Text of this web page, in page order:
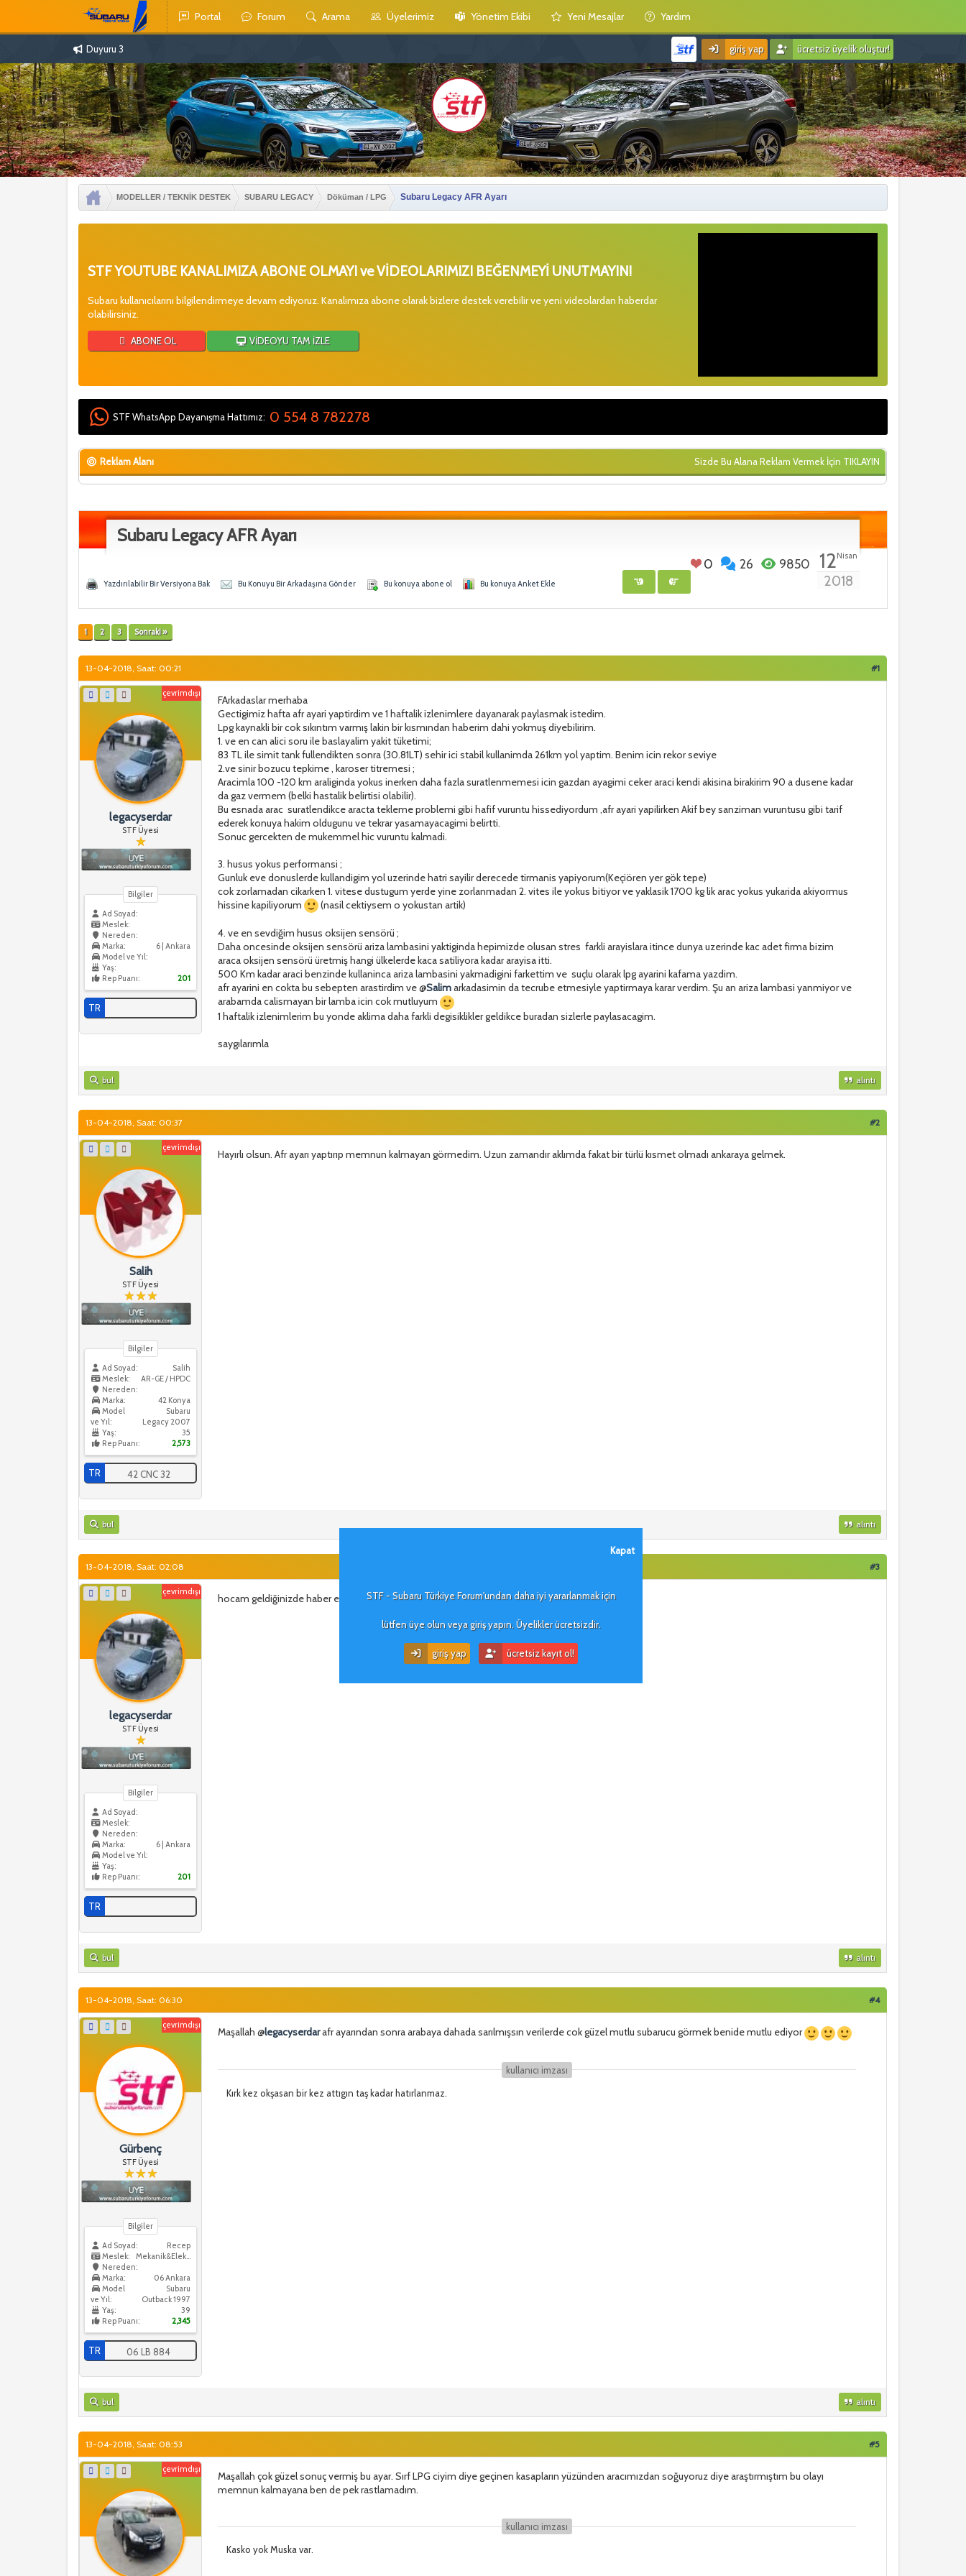
Portal Forum Arama Üyelerimiz Yönetim Ekibi Yeni Mesajlar Yardım
Duyuru 3 giriş yap ücretsiz üyelik oluştur!
Kapat
STF - Subaru Türkiye Forum'undan daha iyi yararlanmak için
lütfen üye olun veya giriş yapın. Üyelikler ücretsizdir.
giriş yap ücretsiz kayıt ol!
MODELLER / TEKNİK DESTEK SUBARU LEGACY Döküman / LPG Subaru Legacy AFR Ayarı
STF YOUTUBE KANALIMIZA ABONE OLMAYI ve VİDEOLARIMIZI BEĞENMEYİ UNUTMAYIN!
Subaru kullanıcılarını bilgilendirmeye devam ediyoruz. Kanalımıza abone olarak bizlere destek verebilir ve yeni videolardan haberdar
olabilirsiniz.
ABONE OL VİDEOYU TAM İZLE
STF WhatsApp Dayanışma Hattımız: 0 554 8 782278
Reklam Alanı Sizde Bu Alana Reklam Vermek İçin TIKLAYIN
Subaru Legacy AFR Ayarı
0 26 9850 12Nisan
2018
Yazdırılabilir Bir Versiyona Bak Bu Konuyu Bir Arkadaşına Gönder Bu konuya abone ol Bu konuya Anket Ekle
1 2 3 Sonraki »
#1
13-04-2018, Saat: 00:21
çevrimdışı
legacyserdar
STF Üyesi
Bilgiler
Ad Soyad:
Meslek:
Nereden:
6 | Ankara
Marka:
Model ve Yıl:
Yaş:
Rep Puanı:
201
TR
FArkadaslar merhaba
Gectigimiz hafta afr ayari yaptirdim ve 1 haftalik izlenimlere dayanarak paylasmak istedim.
Lpg kaynakli bir cok sıkıntım varmış lakin bir kısmından haberim dahi yokmuş diyebilirim.
1. ve en can alici soru ile baslayalim yakit tüketimi;
83 TL ile simit tank fullendikten sonra (30.81LT) sehir ici stabil kullanimda 261km yol yaptim. Benim icin rekor seviye
2.ve sinir bozucu tepkime , karoser titremesi ;
Aracimla 100 -120 km araliginda yokus inerken daha fazla suratlenmemesi icin gazdan ayagimi ceker araci kendi akisina birakirim 90 a dusene kadar
da gaz vermem (belki hastalik belirtisi olabilir).
Bu esnada arac suratlendikce aracta tekleme problemi gibi hafif vuruntu hissediyordum ,afr ayari yapilirken Akif bey sanziman vuruntusu gibi tarif
ederek konuya hakim oldugunu ve tekrar yasamayacagimi belirtti.
Sonuc gercekten de mukemmel hic vuruntu kalmadi.
3. husus yokus performansi ;
Gunluk eve donuslerde kullandigim yol uzerinde hatri sayilir derecede tirmanis yapiyorum(Keçiören yer gök tepe)
cok zorlamadan cikarken 1. vitese dustugum yerde yine zorlanmadan 2. vites ile yokus bitiyor ve yaklasik 1700 kg lik arac yokus yukarida akiyormus
hissine kapiliyorum
(nasil cektiysem o yokustan artik)
4. ve en sevdiğim husus oksijen sensörü ;
Daha oncesinde oksijen sensörü ariza lambasini yaktiginda hepimizde olusan stres farkli arayislara itince dunya uzerinde kac adet firma bizim
araca oksijen sensörü üretmiş hangi ülkelerde kaca satiliyora kadar arayisa itti.
500 Km kadar araci benzinde kullaninca ariza lambasini yakmadigini farkettim ve suçlu olarak lpg ayarini kafama yazdim.
afr ayarini en cokta bu sebepten arastirdim ve @Salimarkadasimin da tecrube etmesiyle yaptirmaya karar verdim. Şu an ariza lambasi yanmiyor ve
arabamda calismayan bir lamba icin cok mutluyum
1 haftalik izlenimlerim bu yonde aklima daha farkli degisiklikler geldikce buradan sizlerle paylasacagim.
saygılarımla
bul alıntı
#2
13-04-2018, Saat: 00:37
çevrimdışı
Salih
STF Üyesi
Bilgiler
Ad Soyad:
Salih
Meslek:
AR-GE / HPDC
Nereden:
42 Konya
Marka:
Subaru
Model
ve Yıl:
Legacy 2007
Yaş:
35
Rep Puanı:
2,573
TR 42 CNC 32
Hayırlı olsun. Afr ayarı yaptırıp memnun kalmayan görmedim. Uzun zamandır aklımda fakat bir türlü kısmet olmadı ankaraya gelmek.
bul alıntı
#3
13-04-2018, Saat: 02:08
çevrimdışı
legacyserdar
STF Üyesi
Bilgiler
Ad Soyad:
Meslek:
Nereden:
6 | Ankara
Marka:
Model ve Yıl:
Yaş:
Rep Puanı:
201
TR
hocam geldiğinizde haber ederseniz en azindan bi kahve iceriz tanis oluruz.
bul alıntı
#4
13-04-2018, Saat: 06:30
çevrimdışı
Gürbenç
STF Üyesi
Bilgiler
Ad Soyad:
Recep
Meslek:
Mekanik&Elektrik
Nereden:
06 Ankara
Marka:
Subaru
Model
ve Yıl:
Outback 1997
Yaş:
39
Rep Puanı:
2,345
TR 06 LB 884
Maşallah @legacyserdarafr ayarından sonra arabaya dahada sarılmışsın verilerde cok güzel mutlu subarucu görmek benide mutlu ediyor
kullanıcı i̇mzası
Kırk kez okşasan bir kez attıgın taş kadar hatırlanmaz.
bul alıntı
#5
13-04-2018, Saat: 08:53
çevrimdışı
Maşallah çok güzel sonuç vermiş bu ayar. Sırf LPG ciyim diye geçinen kasapların yüzünden aracımızdan soğuyoruz diye araştırmıştım bu olayı
memnun kalmayana ben de pek rastlamadım.
kullanıcı i̇mzası
Kasko yok Muska var.